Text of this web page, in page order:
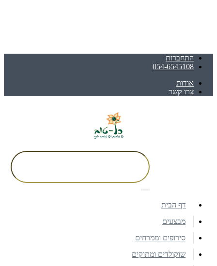
התחברות
054-6545108
אודות
צרו קשר
דף הבית
מבצעים
סירופים וממרחים
שוקולדים ומתוקים